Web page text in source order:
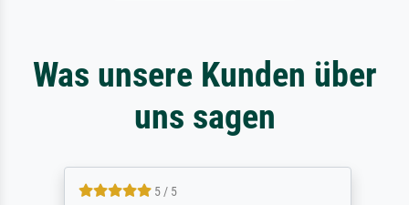
Was unsere Kunden über
uns sagen
5 / 5